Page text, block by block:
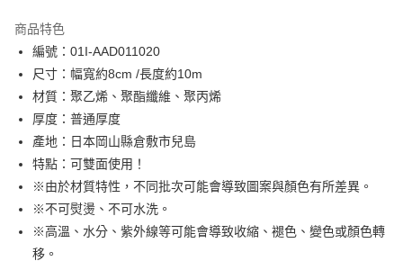
Apple Pay
街口支付
Google Pay
大哥付你分期
相關說明
【大哥付你分期使用說明】
1.本服務由台灣大哥大提供，台灣大哥大用戶可立即使用無須另外申請。
流程，驗證手機門號後，選擇欲分期的期數、繳款截止日，確認付款後即完
成交易。
AFTEE先享後付
相關說明
【關於「AFTEE先享後付」】
AFTEE先享後付是「在收到商品之後才付款」的支付方式。 讓您購物簡單
ATM付款
商品特色
編號：01I-AAD011020
尺寸：幅寬約8cm /長度約10m
材質：聚乙烯、聚酯纖維、聚丙烯
厚度：普通厚度
產地：日本岡山縣倉敷市兒島
特點：可雙面使用！
※由於材質特性，不同批次可能會導致圖案與顏色有所差異。
※不可熨燙、不可水洗。
※高溫、水分、紫外線等可能會導致收縮、褪色、變色或顏色轉
移。